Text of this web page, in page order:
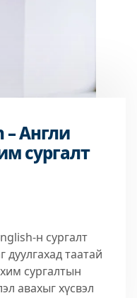
– Англи
сургалт
н сургалт
дуулгахад таатай
сургалтын
авахыг хүсвэл